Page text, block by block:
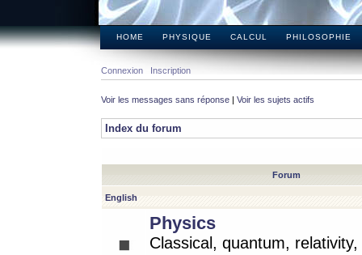
HOME PHYSIQUE CALCUL PHILOSOPHIE
Connexion Inscription
Voir les messages sans réponse | Voir les sujets actifs
Index du forum
Forum
English
Physics
Classical, quantum,